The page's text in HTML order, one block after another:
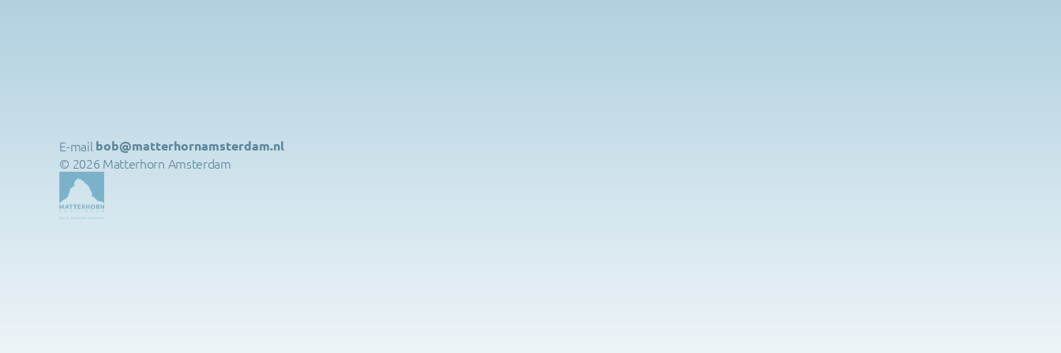
E-mail bob@matterhornamsterdam.nl
© 2026 Matterhorn Amsterdam